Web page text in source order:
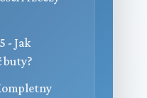
- Jak
buty?